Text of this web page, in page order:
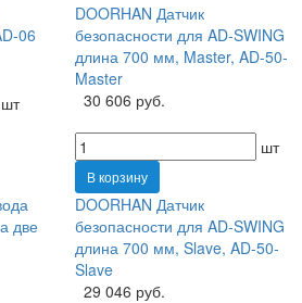
06
шт
DOORHAN Датчик
безопасности для AD-SWING
длина 700 мм, Master, AD-50-
Master
30 606 руб.
шт
В корзину
две
DOORHAN Датчик
безопасности для AD-SWING
длина 700 мм, Slave, AD-50-
Slave
29 046 руб.